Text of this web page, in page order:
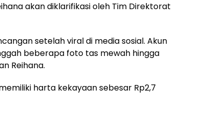
akan diklarifikasi oleh Tim Direktorat
setelah viral di media sosial. Akun
beberapa foto tas mewah hingga
Reihana.
harta kekayaan sebesar Rp2,7